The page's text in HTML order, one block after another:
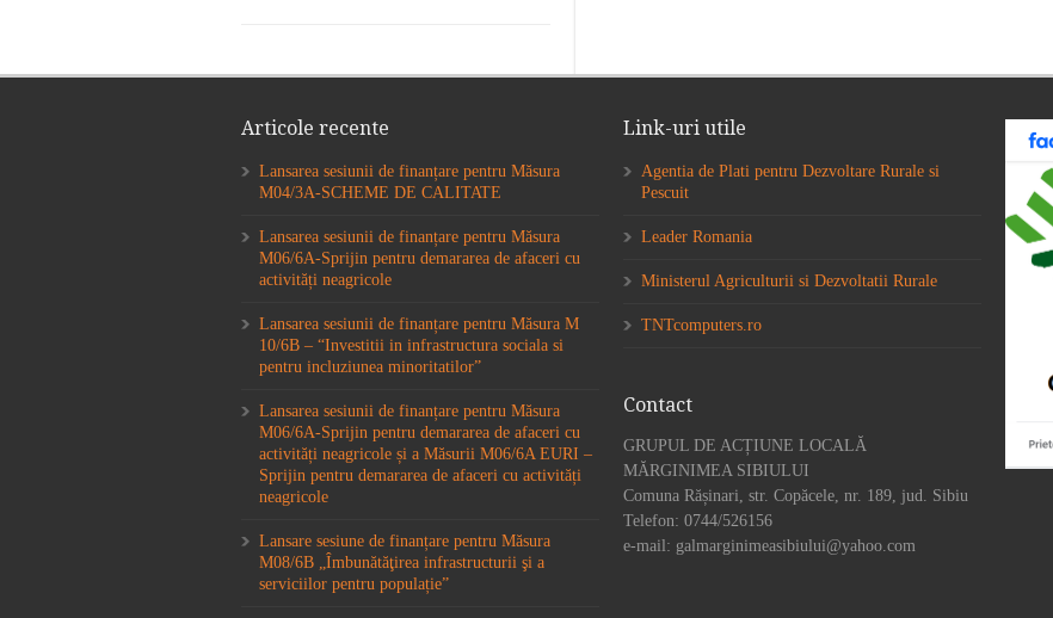
Articole recente
Lansarea sesiunii de finanțare pentru Măsura
M04/3A-SCHEME DE CALITATE
Lansarea sesiunii de finanțare pentru Măsura
M06/6A-Sprijin pentru demararea de afaceri cu
activități neagricole
Lansarea sesiunii de finanțare pentru Măsura M
10/6B – “Investitii in infrastructura sociala si
pentru incluziunea minoritatilor”
Lansarea sesiunii de finanțare pentru Măsura
M06/6A-Sprijin pentru demararea de afaceri cu
activități neagricole și a Măsurii M06/6A EURI –
Sprijin pentru demararea de afaceri cu activități
neagricole
Lansare sesiune de finanțare pentru Măsura
M08/6B „Îmbunătăţirea infrastructurii şi a
serviciilor pentru populație”
Link-uri utile
Agentia de Plati pentru Dezvoltare Rurale si
Pescuit
Leader Romania
Ministerul Agriculturii si Dezvoltatii Rurale
TNTcomputers.ro
Contact
GRUPUL DE ACȚIUNE LOCALĂ
MĂRGINIMEA SIBIULUI
Comuna Rășinari, str. Copăcele, nr. 189, jud. Sibiu
Telefon: 0744/526156
e-mail: galmarginimeasibiului@yahoo.com